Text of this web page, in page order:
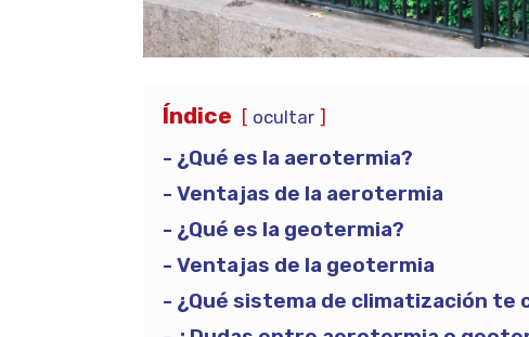
Índice ocultar
¿Qué es la aerotermia?
Ventajas de la aerotermia
¿Qué es la geotermia?
Ventajas de la geotermia
¿Qué sistema de climatización te